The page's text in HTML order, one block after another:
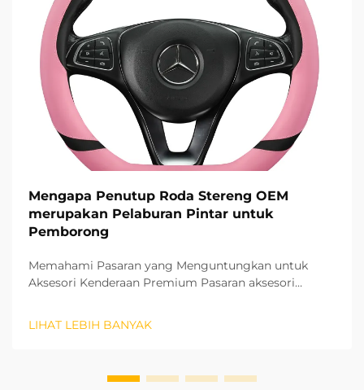
Mengapa Penutup Roda Stereng OEM
merupakan Pelaburan Pintar untuk
Pemborong
Memahami Pasaran yang Menguntungkan untuk
Aksesori Kenderaan Premium Pasaran aksesori
segmen produk yang amat menguntungkan bagi
LIHAT LEBIH BANYAK